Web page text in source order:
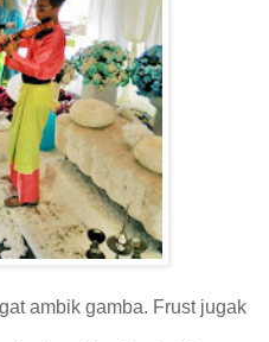
ambik gamba. Frust jugak